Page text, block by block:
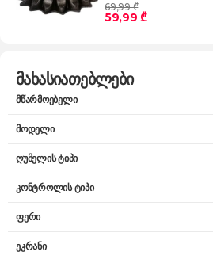
69,99 ₾
59,99 ₾
მახასიათებლები
მწარმოებელი
მოდელი
ღუმელის ტიპი
კონტროლის ტიპი
ფერი
ეკრანი